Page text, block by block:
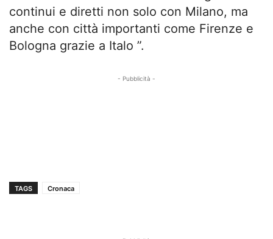
continui e diretti non solo con Milano, ma
anche con città importanti come Firenze e
Bologna grazie a Italo ”.
- Pubblicità -
TAGS Cronaca